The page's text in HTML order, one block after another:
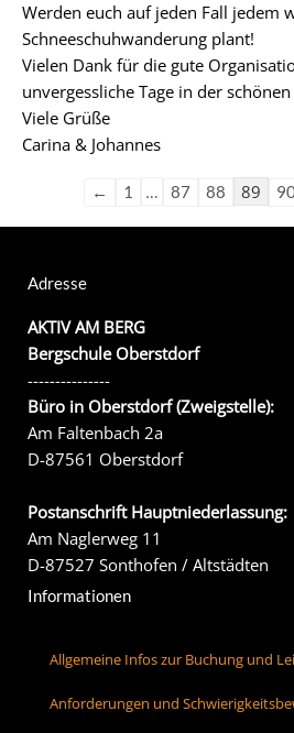
Werden euch auf jeden Fall jedem
Schneeschuhwanderung plant!
Vielen Dank für die gute
unvergessliche Tage in der
Viele Grüße
Carina & Johannes
← 1 … 87 88 89
Adresse
AKTIV AM BERG
Bergschule Oberstdorf
---------------
Büro in Oberstdorf (Zweigstelle):
Am Faltenbach 2a
D-87561 Oberstdorf
Postanschrift Hauptniederlassung:
Am Naglerweg 11
D-87527 Sonthofen / Altstädten
Informationen
Allgemeine Infos zur Buchung und
Anforderungen und